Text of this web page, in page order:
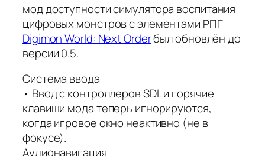
мод доступности симулятора воспитания
цифровых монстров с элементами РПГ
Digimon World: Next Orderбыл обновлён до
версии 0.5.
Система ввода
• Ввод с контроллеров SDL и горячие
клавиши мода теперь игнорируются,
когда игровое окно неактивно (не в
фокусе).
Аудионавигация